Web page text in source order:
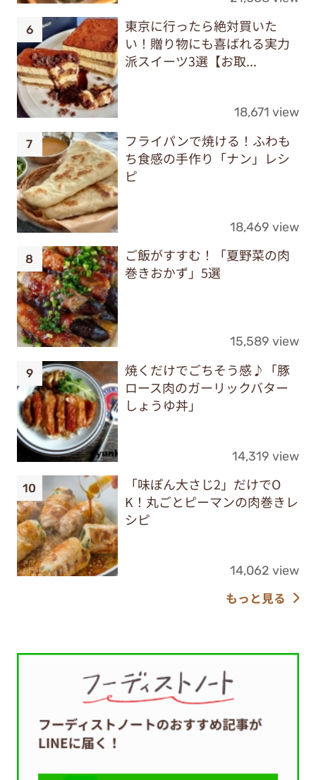
東京に行ったら絶対買いた
い！贈り物にも喜ばれる実力
派スイーツ3選【お取...
18,671 view
フライパンで焼ける！ふわも
ち食感の手作り「ナン」レシ
ピ
18,469 view
ご飯がすすむ！「夏野菜の肉
巻きおかず」5選
15,589 view
焼くだけでごちそう感♪「豚
ロース肉のガーリックバター
しょうゆ丼」
14,319 view
「味ぽん大さじ2」だけでO
K！丸ごとピーマンの肉巻きレ
シピ
14,062 view
もっと見る